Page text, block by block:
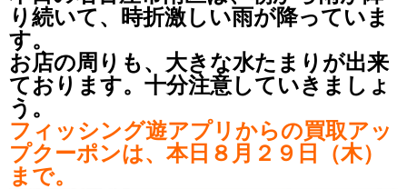
り続いて、時折激しい雨が降っていま
す。
お店の周りも、大きな水たまりが出来
ております。十分注意していきましょ
う。
フィッシング遊アプリからの買取アッ
プクーポンは、本日８月２９日（木）
まで。